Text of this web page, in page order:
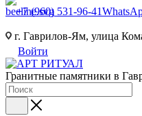
+7 (960) 531-96-41
г. Гаврилов-Ям, улица
Войти
Гранитные памятники в